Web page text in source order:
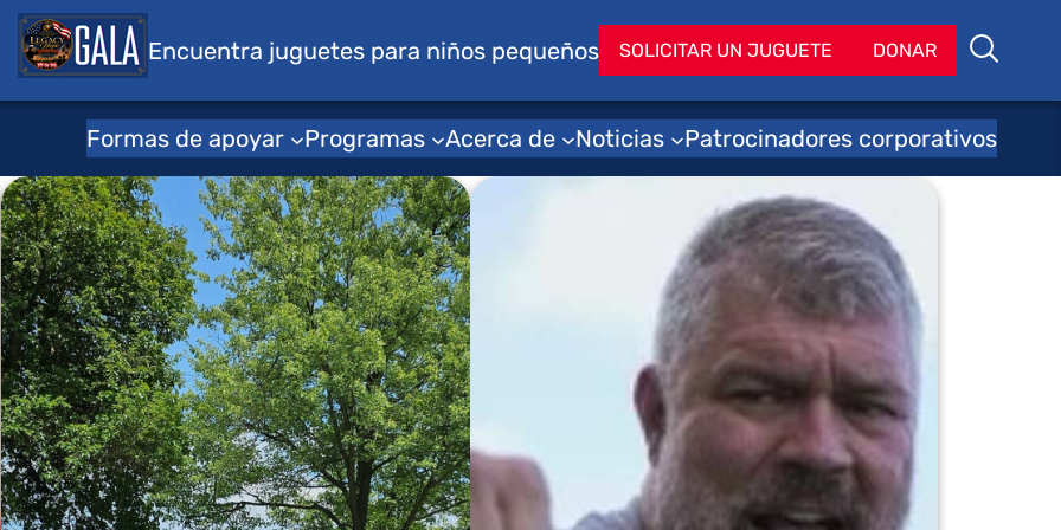
para niños
Encuentra juguetes para niños pequeños
SOLICITAR UN JUGUETE DONAR
Buscar
Formas de apoyar Programas Acerca de Noticias Patrocinadores corporativos